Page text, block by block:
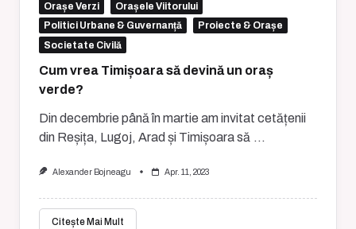
Orașe Verzi
Orașele Viitorului
Politici Urbane & Guvernanță
Proiecte & Orașe
Societate Civilă
Cum vrea Timișoara să devină un oraș
verde?
Din decembrie până în martie am invitat cetățenii
din Reșița, Lugoj, Arad și Timișoara să ...
Alexander Bojneagu Apr. 11, 2023
Citește Mai Mult